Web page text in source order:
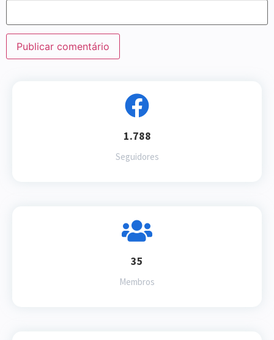
1.788
Seguidores
35
Membros